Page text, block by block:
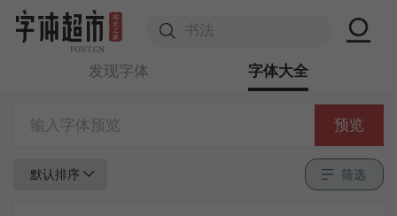
发现字体 字体大全
预览
默认排序 筛选